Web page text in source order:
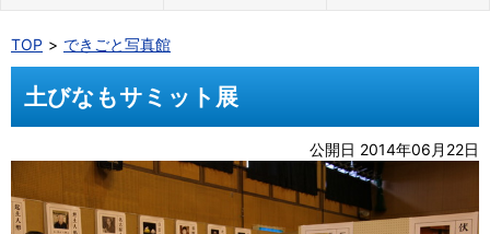
TOP できごと写真館
土びなもサミット展
公開日 2014年06月22日